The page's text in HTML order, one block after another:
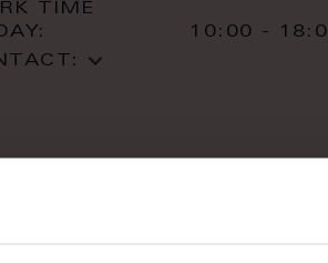
TIME
10:00 -